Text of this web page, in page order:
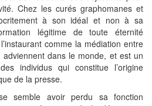
Chez les curés graphomanes et
à son idéal et non à sa
légitime de toute éternité
comme la médiation entre
dans le monde, et est un
individus qui constitue l’origine
de la presse.
semble avoir perdu sa fonction